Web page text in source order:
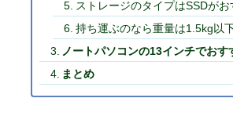
ストレージのタイプはSSDがお
持ち運ぶのなら重量は1.5kg以
ノートパソコンの13インチでおす
まとめ